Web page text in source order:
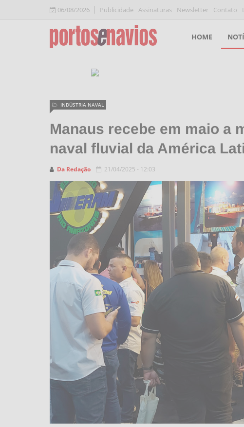
06/08/2026 Publicidade Assinaturas Newsletter Contato
HOME
Manaus recebe em maio a
naval fluvial da América
Da Redação
INDÚSTRIA NAVAL
21/04/2025 - 12:03